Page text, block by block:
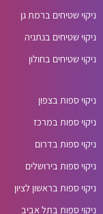
ניקוי שטיחים ברמת גן
ניקוי שטיחים בנתניה
ניקוי שטיחים בחולון
ניקוי ספות בצפון
ניקוי ספות במרכז
ניקוי ספות בדרום
ניקוי ספות בירושלים
ניקוי ספות בראשון לציון
ניקוי ספות בתל אביב